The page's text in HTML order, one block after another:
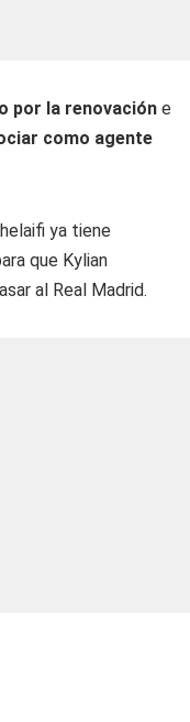
por la renovación e
como agente
ya tiene
que Kylian
al Real Madrid.